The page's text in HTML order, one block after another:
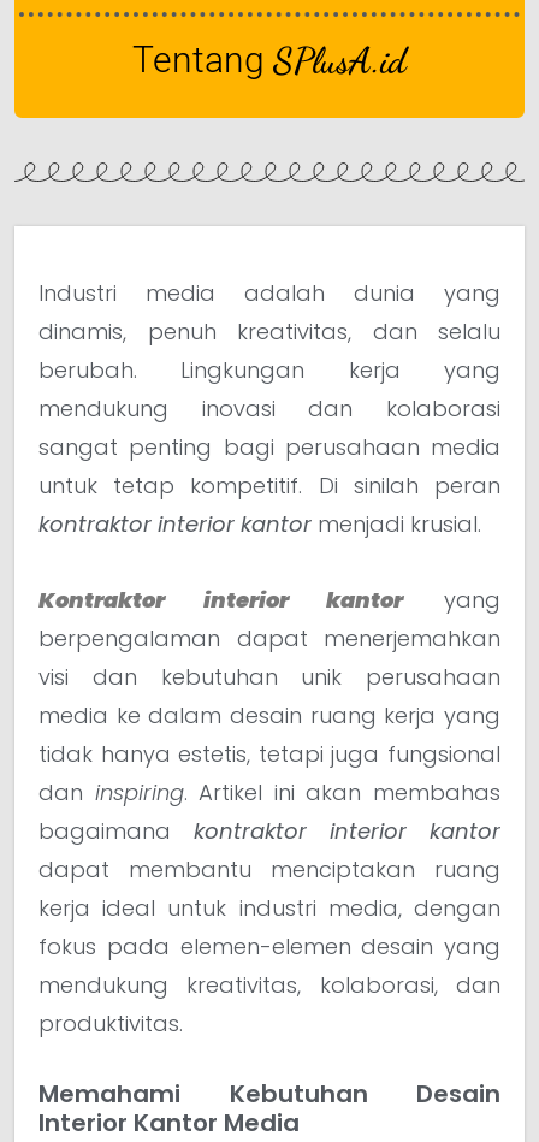
Tentang SPlusA.id
Industri media adalah dunia yang
dinamis, penuh kreativitas, dan selalu
berubah. Lingkungan kerja yang
mendukung inovasi dan kolaborasi
sangat penting bagi perusahaan media
untuk tetap kompetitif. Di sinilah peran
kontraktor interior kantor menjadi krusial.
Kontraktor interior kantoryang
berpengalaman dapat menerjemahkan
visi dan kebutuhan unik perusahaan
media ke dalam desain ruang kerja yang
tidak hanya estetis, tetapi juga fungsional
dan inspiring. Artikel ini akan membahas
bagaimana kontraktor interior kantor
dapat membantu menciptakan ruang
kerja ideal untuk industri media, dengan
fokus pada elemen-elemen desain yang
mendukung kreativitas, kolaborasi, dan
produktivitas.
Memahami Kebutuhan Desain
Interior Kantor Media